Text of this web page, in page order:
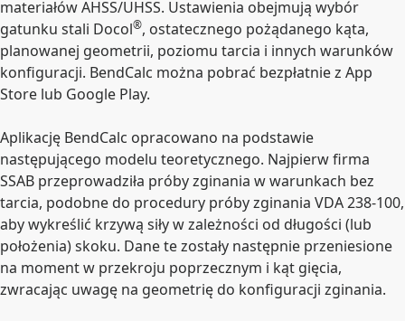
materiałów AHSS/UHSS. Ustawienia obejmują wybór
gatunku stali Docol®, ostatecznego pożądanego kąta,
planowanej geometrii, poziomu tarcia i innych warunków
konfiguracji. BendCalc można pobrać bezpłatnie z App
Store lub Google Play.
Aplikację BendCalc opracowano na podstawie
następującego modelu teoretycznego. Najpierw firma
SSAB przeprowadziła próby zginania w warunkach bez
tarcia, podobne do procedury próby zginania VDA 238-100,
aby wykreślić krzywą siły w zależności od długości (lub
położenia) skoku. Dane te zostały następnie przeniesione
na moment w przekroju poprzecznym i kąt gięcia,
zwracając uwagę na geometrię do konfiguracji zginania.